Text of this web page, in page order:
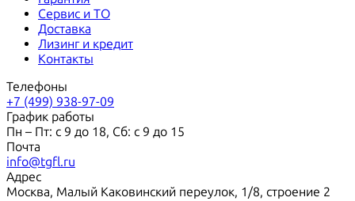
Сервис и ТО
Доставка
Лизинг и кредит
Контакты
Телефоны
+7 (499) 938-97-09
График работы
Пн – Пт: с 9 до 18, Сб: с 9 до 15
Почта
info@tgfl.ru
Адрес
Москва, Малый Каковинский переулок, 1/8, строение 2